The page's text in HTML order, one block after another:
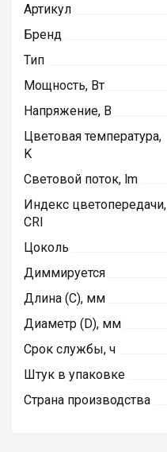
Артикул
Бренд
Тип
Мощность, Вт
Напряжение, В
Цветовая температура,
K
Световой поток, lm
Индекс цветопередачи,
CRI
Цоколь
Диммируется
Длина (C), мм
Диаметр (D), мм
Срок службы, ч
Штук в упаковке
Страна производства